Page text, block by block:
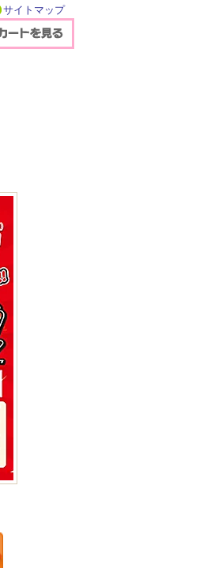
サイトマップ